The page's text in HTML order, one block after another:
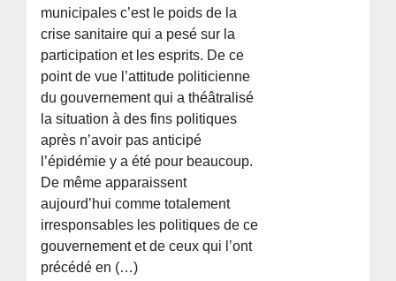
municipales c’est le poids de la
crise sanitaire qui a pesé sur la
participation et les esprits. De ce
point de vue l’attitude politicienne
du gouvernement qui a théâtralisé
la situation à des fins politiques
après n’avoir pas anticipé
l’épidémie y a été pour beaucoup.
De même apparaissent
aujourd’hui comme totalement
irresponsables les politiques de ce
gouvernement et de ceux qui l’ont
précédé en (…)